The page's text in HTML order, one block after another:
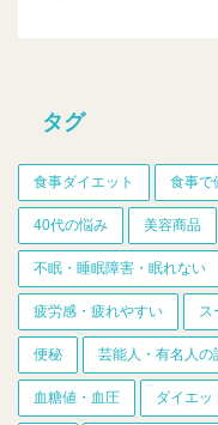
タグ
食事ダイエット 食事で
40代の悩み 美容商品
不眠・睡眠障害・眠れない
疲労感・疲れやすい ス
便秘 芸能人・有名人の
血糖値・血圧 ダイエッ